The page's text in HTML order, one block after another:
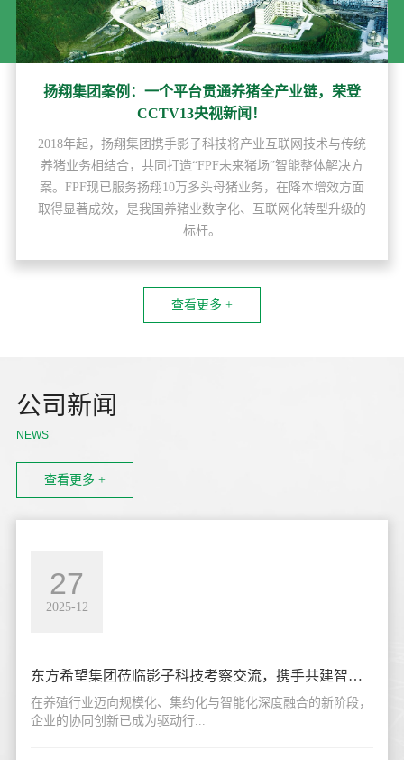
扬翔集团案例：一个平台贯通养猪全产业链，荣登
CCTV13央视新闻！
2018年起，扬翔集团携手影子科技将产业互联网技术与传统
养猪业务相结合，共同打造“FPF未来猪场”智能整体解决方
案。FPF现已服务扬翔10万多头母猪业务，在降本增效方面
取得显著成效，是我国养猪业数字化、互联网化转型升级的
标杆。
查看更多 +
公司新闻
NEWS
查看更多 +
27
2025-12
东方希望集团莅临影子科技考察交流，携手共建智慧养殖行业新标杆
在养殖行业迈向规模化、集约化与智能化深度融合的新阶段，
企业的协同创新已成为驱动行...